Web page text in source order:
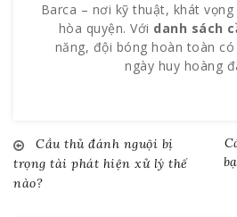
Barca – nơi kỹ thuật, khát
hòa quyện. Với danh sách
năng, đội bóng hoàn toàn
ngày huy hoàng
Điều
hướng
Cầu thủ đánh nguội bị
trọng tài phát hiện xử lý thế
nào?